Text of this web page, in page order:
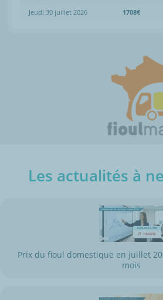
Jeudi 30 juillet 2026 1708€
Les actualités à
Prix du fioul domestique en juillet
mois